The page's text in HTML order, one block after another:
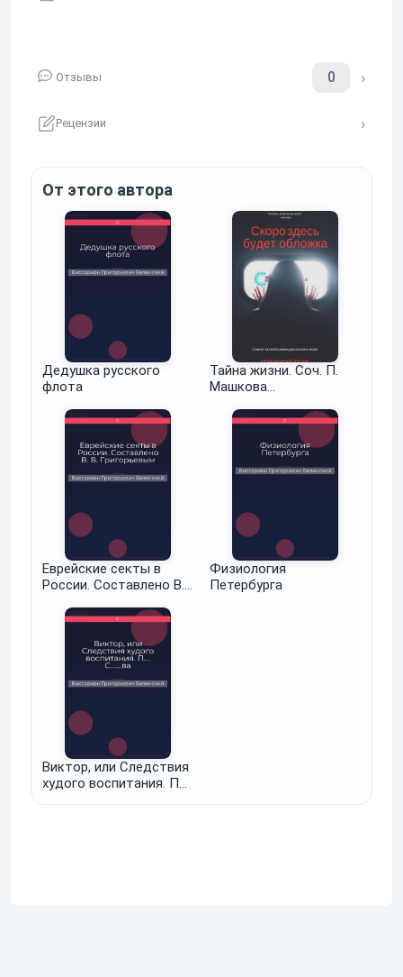
Отзывы 0
Рецензии
От этого автора
Дедушка русского
флота
Тайна жизни. Соч. П.
Машкова…
Еврейские секты в
России. Составлено В.
Физиология
Петербурга
Виктор, или Следствия
худого воспитания. П….